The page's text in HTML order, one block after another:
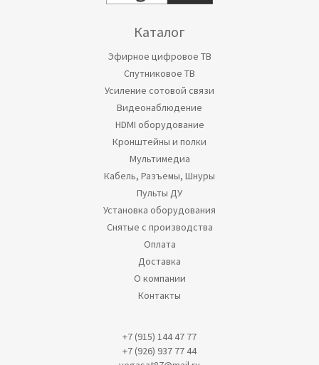
Каталог
Эфирное цифровое ТВ
Спутниковое ТВ
Усиление сотовой связи
Видеонаблюдение
HDMI оборудование
Кронштейны и полки
Мультимедиа
Кабель, Разъемы, Шнуры
Пульты ДУ
Установка оборудования
Снятые с производства
Оплата
Доставка
О компании
Контакты
+7 (915) 144 47 77
+7 (926) 937 77 44